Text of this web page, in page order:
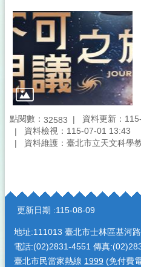
點閱數： 32583
資料更新：
資料檢視：115-07-01 13:43
資料維護：臺北市立天文科學
:::
更新日期 115-08-09
地址:111013 臺北市士林區基河
電話:(02)2831-4551 傳真
臺北市民當家熱線 1999 (免付費